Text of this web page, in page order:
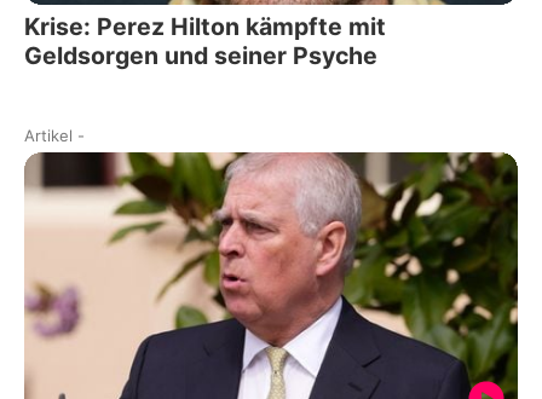
Krise: Perez Hilton kämpfte mit
Geldsorgen und seiner Psyche
Artikel -